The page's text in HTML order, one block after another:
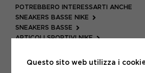
POTREBBERO INTERESSARTI ANCHE
SNEAKERS BASSE NIKE
SNEAKERS BASSE
ARTICOLI SPORTIVI NIKE
Questo sito web utilizza i